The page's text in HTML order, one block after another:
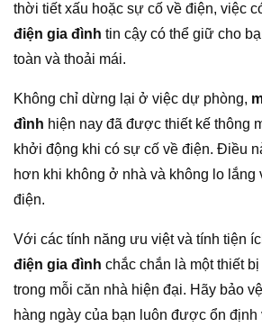
thời tiết xấu hoặc sự cố về điện, việc
điện gia đình tin cậy có thể giữ cho
toàn và thoải mái.
Không chỉ dừng lại ở việc dự phòng,
đình hiện nay đã được thiết kế thông
khởi động khi có sự cố về điện. Điều
hơn khi không ở nhà và không lo lắng
điện.
Với các tính năng ưu việt và tính tiện
điện gia đình chắc chắn là một thiết
trong mỗi căn nhà hiện đại. Hãy bảo
hàng ngày của bạn luôn được ổn